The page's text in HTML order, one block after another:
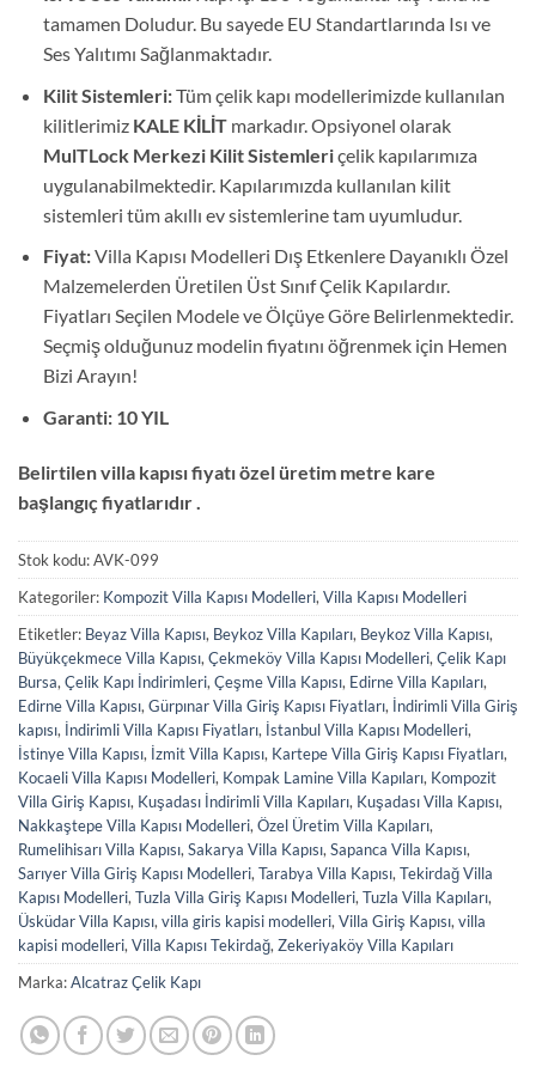
tamamen Doludur. Bu sayede EU Standartlarında Isı ve
Ses Yalıtımı Sağlanmaktadır.
Kilit Sistemleri:Tüm çelik kapı modellerimizde kullanılan
kilitlerimiz KALE KİLİT markadır. Opsiyonel olarak
MulTLock Merkezi Kilit Sistemleriçelik kapılarımıza
uygulanabilmektedir. Kapılarımızda kullanılan kilit
sistemleri tüm akıllı ev sistemlerine tam uyumludur.
Fiyat:Villa Kapısı Modelleri Dış Etkenlere Dayanıklı Özel
Malzemelerden Üretilen Üst Sınıf Çelik Kapılardır.
Fiyatları Seçilen Modele ve Ölçüye Göre Belirlenmektedir.
Seçmiş olduğunuz modelin fiyatını öğrenmek için Hemen
Bizi Arayın!
Garanti: 10 YIL
Belirtilen villa kapısı fiyatı özel üretim metre kare
başlangıç fiyatlarıdır .
Stok kodu:AVK-099
Kategoriler: Kompozit Villa Kapısı Modelleri,Villa Kapısı Modelleri
Etiketler: Beyaz Villa Kapısı, Beykoz Villa Kapıları, Beykoz Villa Kapısı,
Büyükçekmece Villa Kapısı,Çekmeköy Villa Kapısı Modelleri,Çelik Kapı
Bursa,Çelik Kapı İndirimleri,Çeşme Villa Kapısı, Edirne Villa Kapıları,
Edirne Villa Kapısı,Gürpınar Villa Giriş Kapısı Fiyatları, İndirimli Villa Giriş
kapısı, İndirimli Villa Kapısı Fiyatları, İstanbul Villa Kapısı Modelleri,
İstinye Villa Kapısı, İzmit Villa Kapısı, Kartepe Villa Giriş Kapısı Fiyatları,
Kocaeli Villa Kapısı Modelleri, Kompak Lamine Villa Kapıları, Kompozit
Villa Giriş Kapısı, Kuşadası İndirimli Villa Kapıları, Kuşadası Villa Kapısı,
Nakkaştepe Villa Kapısı Modelleri,Özel Üretim Villa Kapıları,
Rumelihisarı Villa Kapısı,Sakarya Villa Kapısı,Sapanca Villa Kapısı,
Sarıyer Villa Giriş Kapısı Modelleri,Tarabya Villa Kapısı,Tekirdağ Villa
Kapısı Modelleri,Tuzla Villa Giriş Kapısı Modelleri,Tuzla Villa Kapıları,
Üsküdar Villa Kapısı,villa giris kapisi modelleri,Villa Giriş Kapısı,villa
kapisi modelleri,Villa Kapısı Tekirdağ,Zekeriyaköy Villa Kapıları
Marka:Alcatraz Çelik Kapı